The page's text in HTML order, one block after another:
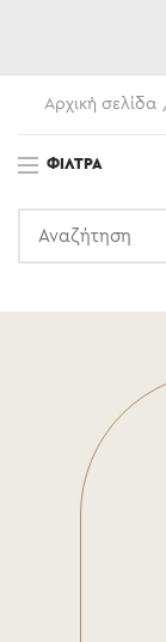
Αρχική σελίδα
ΦΊΛΤΡΑ